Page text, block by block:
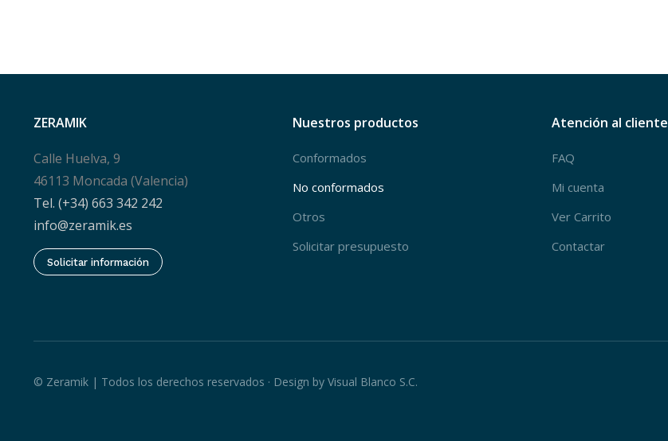
ZERAMIK
Calle Huelva, 9
46113 Moncada (Valencia)
Tel. (+34) 663 342 242
info@zeramik.es
Solicitar información
Nuestros productos
Conformados
No conformados
Otros
Solicitar presupuesto
Atención al cliente
FAQ
Mi cuenta
Ver Carrito
Contactar
© Zeramik | Todos los derechos reservados · Design by Visual Blanco S.C.